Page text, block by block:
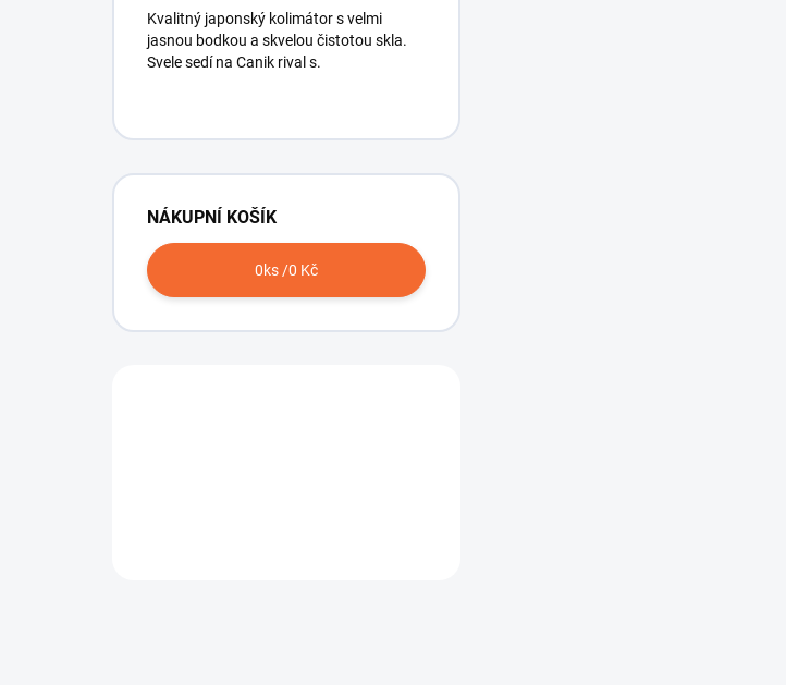
Kvalitný japonský kolimátor s velmi
jasnou bodkou a skvelou čistotou skla.
Svele sedí na Canik rival s.
NÁKUPNÍ KOŠÍK
0ks /0 Kč